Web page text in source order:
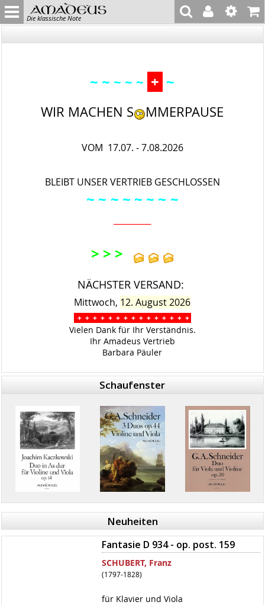
Die klassische Note
~ ~ ~ ~ ~ + ~
WIR MACHEN S MMERPAUSE
VOM 17.07. - 7.08.2026
BLEIBT UNSER VERTRIEB GESCHLOSSEN
~ ~ ~ ~ ~ ~ ~ ~
> > >
NÄCHSTER VERSAND:
Mittwoch, 12. August 2026
+ + + + + + + + + + + + + + +
Vielen Dank für Ihr Verständnis.
Ihr Amadeus Vertrieb
Barbara Päuler
Schaufenster
Neuheiten
Fantasie D 934 - op. post. 159
SCHUBERT, Franz
(1797-1828)
für Klavier und Viola